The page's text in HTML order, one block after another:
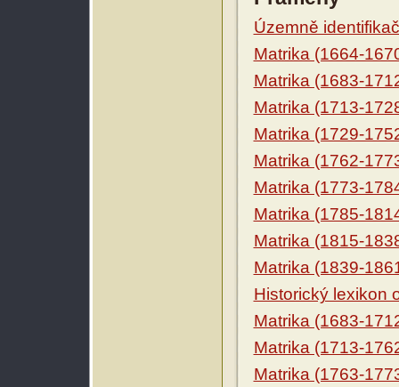
Územně
Matrika (1664-
Matrika (1683-
Matrika (1713-
Matrika (1729-
Matrika (1762-
Matrika (1773-
Matrika (1785-
Matrika (1815-
Matrika (1839-
Historický lexikon
Matrika (1683-
Matrika (1713-
Matrika (1763-